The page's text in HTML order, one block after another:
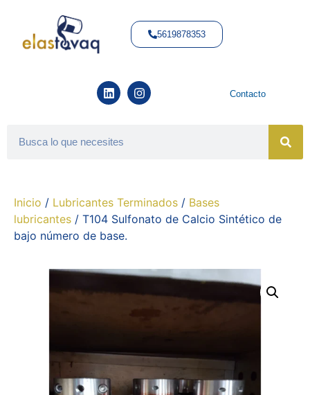
Contacto
5619878353
Inicio / Lubricantes Terminados / Bases
lubricantes / T104 Sulfonato de Calcio Sintético de
bajo número de base.